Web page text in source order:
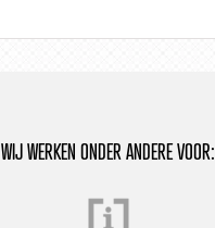
WIJ WERKEN ONDER ANDERE VOOR: